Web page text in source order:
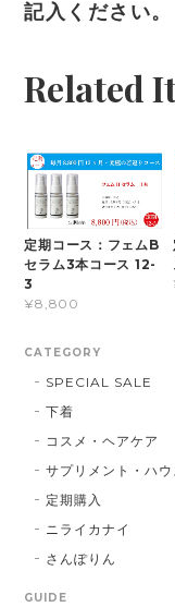
記入ください。
Related
定期コース：フェムB
セラム3本コース 12-
3
¥8,800
CATEGORY
SPECIAL SALE
下着
コスメ・ヘアケア
サプリメント・ハウ
定期購入
ニライカナイ
さんぽりん
GUIDE